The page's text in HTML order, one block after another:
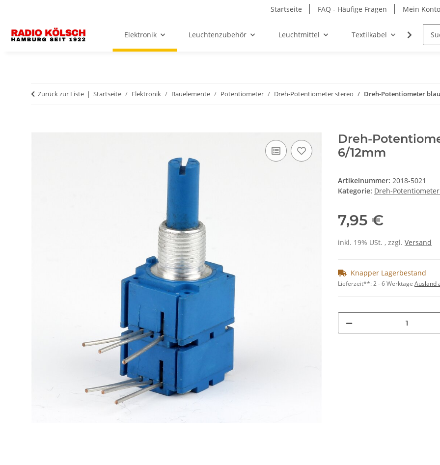
Startseite FAQ - Häufige Fragen Mein Konto
Elektronik Leuchtenzubehör Leuchtmittel Textilkabel
Zurück zur Liste Startseite Elektronik Bauelemente Potentiometer Dreh-Potentiometer stereo Dreh-Potentiometer
Dreh-
6/12mm
Artikelnummer: 2018-5021
Kategorie: Dreh-
7,95 €
inkl. 19% USt. , zzgl. Versand
Knapper Lagerbestand
Lieferzeit**:2 - 6 Werktage Ausland